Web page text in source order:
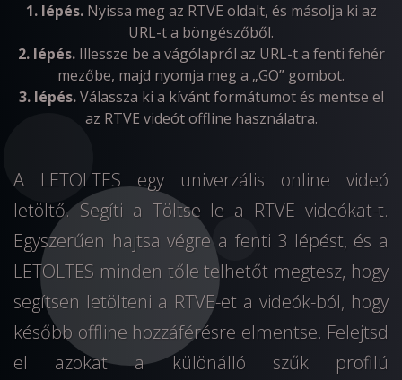
1. lépés.Nyissa meg az RTVE oldalt, és másolja ki az
URL-t a böngészőből.
2. lépés.Illessze be a vágólapról az URL-t a fenti fehér
mezőbe, majd nyomja meg a „GO” gombot.
3. lépés.Válassza ki a kívánt formátumot és mentse el
az RTVE videót offline használatra.
A LETOLTES egy univerzális online videó
letöltő. Segíti a Töltse le a RTVE videókat-t.
Egyszerűen hajtsa végre a fenti 3 lépést, és a
LETOLTES minden tőle telhetőt megtesz, hogy
segítsen letölteni a RTVE-et a videók-ból, hogy
később offline hozzáférésre elmentse. Felejtsd
el azokat a különálló szűk profilú